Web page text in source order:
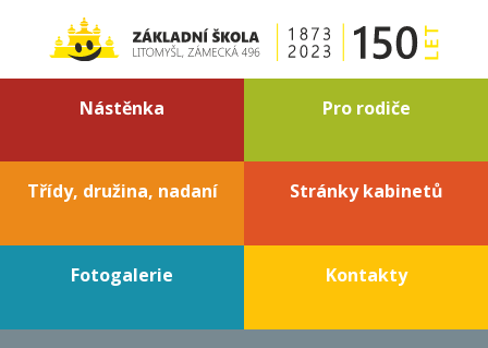
Nástěnka Pro rodiče
Třídy, družina, nadaní Stránky kabinetů
Fotogalerie Kontakty